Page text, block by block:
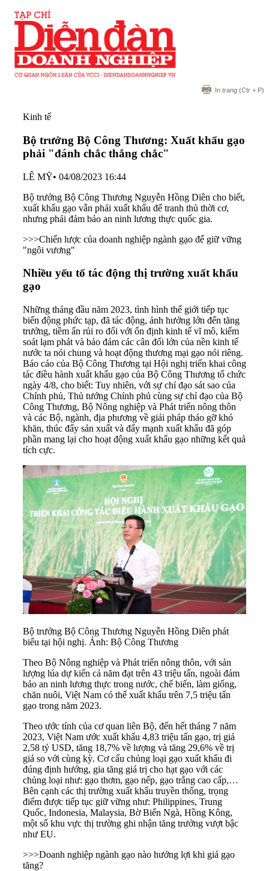
In trang (Ctr + P)
Kinh tế
Bộ trưởng Bộ Công Thương: Xuất khẩu gạo
phải "đánh chắc thắng chắc"
LÊ MỸ• 04/08/2023 16:44
Bộ trưởng Bộ Công Thương Nguyễn Hồng Diên cho biết,
xuất khẩu gạo vẫn phải xuất khẩu để tranh thủ thời cơ,
nhưng phải đảm bảo an ninh lương thực quốc gia.
>>>Chiến lược của doanh nghiệp ngành gạo để giữ vững
"ngôi vương"
Nhiều yếu tố tác động thị trường xuất khẩu
gạo
Những tháng đầu năm 2023, tình hình thế giới tiếp tục
biến động phức tạp, đã tác động, ảnh hưởng lớn đến tăng
trưởng, tiềm ẩn rủi ro đối với ổn định kinh tế vĩ mô, kiểm
soát lạm phát và bảo đảm các cân đối lớn của nền kinh tế
nước ta nói chung và hoạt động thương mại gạo nói riêng.
Báo cáo của Bộ Công Thương tại Hội nghị triển khai công
tác điều hành xuất khẩu gạo của Bộ Công Thương tổ chức
ngày 4/8, cho biết: Tuy nhiên, với sự chỉ đạo sát sao của
Chính phủ, Thủ tướng Chính phủ cùng sự chỉ đạo của Bộ
Công Thương, Bộ Nông nghiệp và Phát triển nông thôn
và các Bộ, ngành, địa phương về giải pháp tháo gỡ khó
khăn, thúc đẩy sản xuất và đẩy mạnh xuất khẩu đã góp
phần mang lại cho hoạt động xuất khẩu gạo những kết quả
tích cực.
Bộ trưởng Bộ Công Thương Nguyễn Hồng Diên phát
biểu tại hội nghị. Ảnh: Bộ Công Thương
Theo Bộ Nông nghiệp và Phát triển nông thôn, với sản
lượng lúa dự kiến cả năm đạt trên 43 triệu tấn, ngoài đảm
bảo an ninh lương thực trong nước, chế biến, làm giống,
chăn nuôi, Việt Nam có thể xuất khẩu trên 7,5 triệu tấn
gạo trong năm 2023.
Theo ước tính của cơ quan liên Bộ, đến hết tháng 7 năm
2023, Việt Nam ước xuất khẩu 4,83 triệu tấn gạo, trị giá
2,58 tỷ USD, tăng 18,7% về lượng và tăng 29,6% về trị
giá so với cùng kỳ. Cơ cấu chủng loại gạo xuất khẩu đi
đúng định hướng, gia tăng giá trị cho hạt gạo với các
chủng loại như: gạo thơm, gạo nếp, gạo trắng cao cấp,…
Bên cạnh các thị trường xuất khẩu truyền thống, trọng
điểm được tiếp tục giữ vững như: Philippines, Trung
Quốc, Indonesia, Malaysia, Bờ Biển Ngà, Hồng Kông,
một số khu vực thị trường ghi nhận tăng trưởng vượt bậc
như EU.
>>>Doanh nghiệp ngành gạo nào hưởng lợi khi giá gạo
tăng?